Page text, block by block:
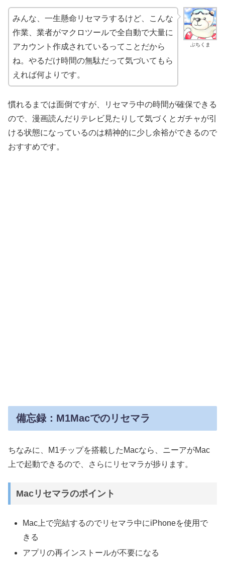
ぶちくま
みんな、一生懸命リセマラするけど、こんな
作業、業者がマクロツールで全自動で大量に
アカウント作成されているってことだから
ね。やるだけ時間の無駄だって気づいてもら
えれば何よりです。
慣れるまでは面倒ですが、リセマラ中の時間が確保できる
ので、漫画読んだりテレビ見たりして気づくとガチャが引
ける状態になっているのは精神的に少し余裕ができるので
おすすめです。
備忘録：M1Macでのリセマラ
ちなみに、M1チップを搭載したMacなら、ニーアがMac
上で起動できるので、さらにリセマラが捗ります。
Macリセマラのポイント
Mac上で完結するのでリセマラ中にiPhoneを使用で
きる
アプリの再インストールが不要になる